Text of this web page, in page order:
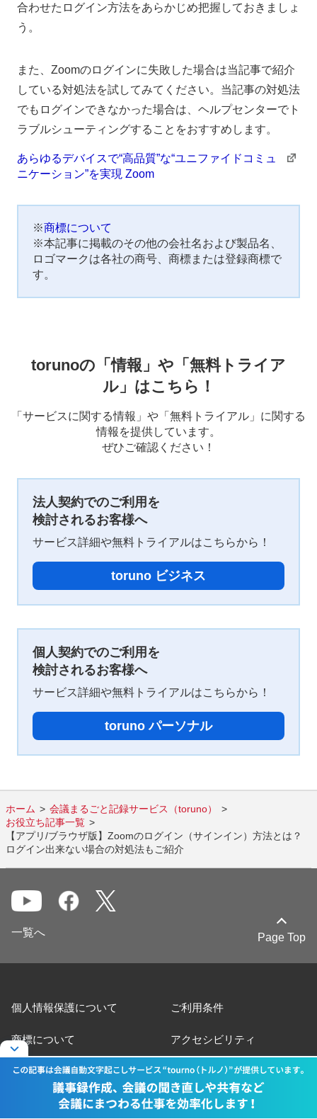
合わせたログイン方法をあらかじめ把握しておきましょ
う。
また、Zoomのログインに失敗した場合は当記事で紹介
している対処法を試してみてください。当記事の対処法
でもログインできなかった場合は、ヘルプセンターでト
ラブルシューティングすることをおすすめします。
あらゆるデバイスで“⾼品質”な“ユニファイドコミュ
ニケーション”を実現 Zoom
※商標について
※本記事に掲載のその他の会社名および製品名、
ロゴマークは各社の商号、商標または登録商標で
す。
torunoの「情報」や「無料トライア
ル」はこちら！
「サービスに関する情報」や「無料トライアル」に関する
情報を提供しています。
ぜひご確認ください！
法人契約でのご利用を
検討されるお客様へ
サービス詳細や無料トライアルはこちらから！
toruno ビジネス
個人契約でのご利用を
検討されるお客様へ
サービス詳細や無料トライアルはこちらから！
toruno パーソナル
ホーム
会議まるごと記録サービス（toruno）
お役立ち記事一覧
【アプリ/ブラウザ版】Zoomのログイン（サインイン）方法とは？
ログイン出来ない場合の対処法もご紹介
Page Top
一覧へ
個人情報保護について ご利用条件
商標について アクセシビリティ
サイトマップ お問い合わせ